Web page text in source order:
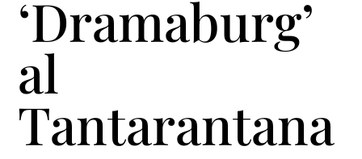
‘Dramaburg’
al
Tantarantana